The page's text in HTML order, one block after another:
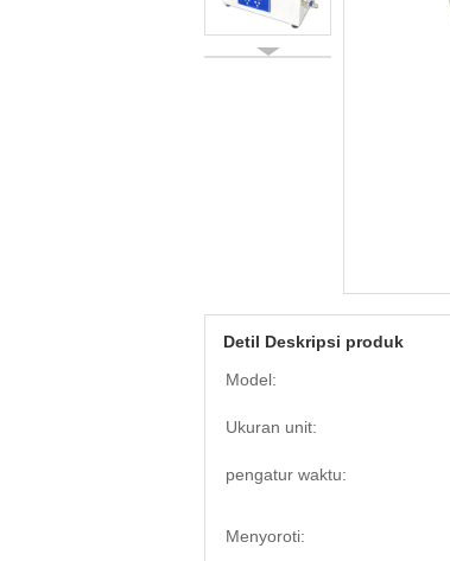
Detil Deskripsi produk
Model:
Ukuran unit:
pengatur waktu:
Menyoroti: